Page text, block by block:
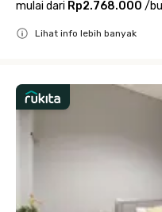
mulai dari Rp2.768.000 /
Lihat info lebih banyak